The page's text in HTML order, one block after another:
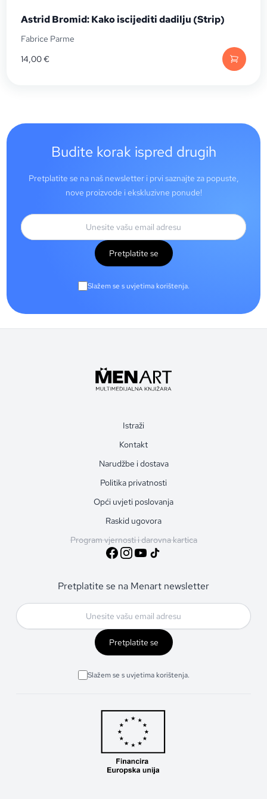
Astrid Bromid: Kako iscijediti dadilju (Strip)
Fabrice Parme
14,00€
Budite korak ispred drugih
Pretplatite se na naš newsletter i prvi saznajte za popuste,
nove proizvode i ekskluzivne ponude!
Pretplatite se
Slažem se s uvjetima korištenja.
Istraži
Kontakt
Narudžbe i dostava
Politika privatnosti
Opći uvjeti poslovanja
Raskid ugovora
Program vjernosti i darovna kartica
Pretplatite se na Menart newsletter
Pretplatite se
Slažem se s uvjetima korištenja.